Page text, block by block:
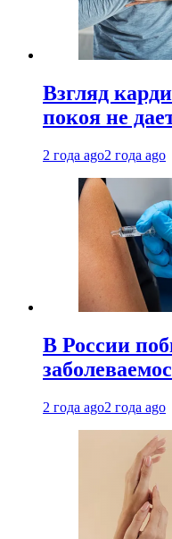
Взгляд
покоя не
2 года ago2 года ago
В России
2 года ago2 года ago